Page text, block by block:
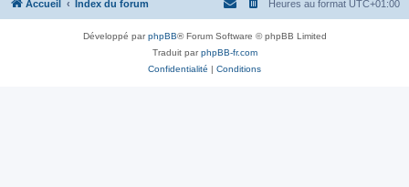
Accueil Index du forum Heures au format UTC+01:00
Développé parphpBB® Forum Software © phpBB Limited
Traduit parphpBB-fr.com
Confidentialité | Conditions